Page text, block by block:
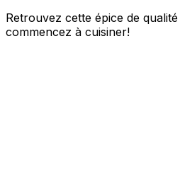
Retrouvez cette épice de
commencez à cuisiner!